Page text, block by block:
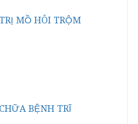
MỒ HÔI TRỘM
BỆNH TRĨ